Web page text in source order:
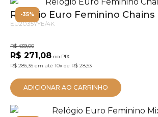
-35%
Relógio Euro Feminino Chains
EU2035YYE/4K
R$ 439,00
R$ 271,08 no PIX
R$ 285,35 em até 10x de R$ 28,53
ADICIONAR AO CARRINHO